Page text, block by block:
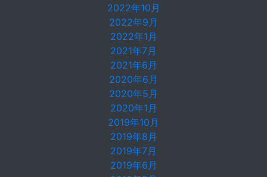
2022年10月
2022年9月
2022年1月
2021年7月
2021年6月
2020年6月
2020年5月
2020年1月
2019年10月
2019年8月
2019年7月
2019年6月